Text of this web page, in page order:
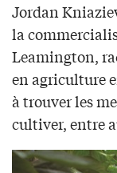
Jordan
la
Leamington,
en agriculture
à trouver les
cultiver, entre